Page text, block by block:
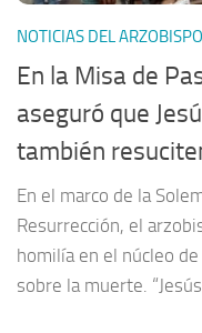
NOTICIAS DEL ARZOBISPO
En la Misa de
aseguró que
también
En el marco de la
Resurrección, el
homilía en el núcleo
sobre la muerte. “Jesús